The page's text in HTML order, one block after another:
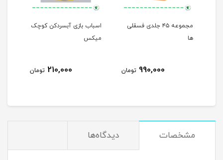
مجموعه ۴۵ جلدی فسقلی
ها
990,000 تومان
اسباب بازی آبسردکن کوچک
میکس
210,000 تومان
مشخصات دیدگاه‌ها